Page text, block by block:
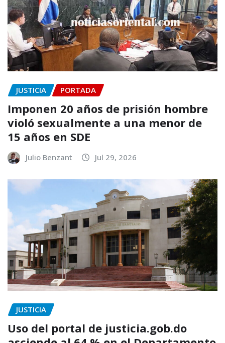
JUSTICIA PORTADA
Imponen 20 años de prisión hombre
violó sexualmente a una menor de
15 años en SDE
Julio Benzant Jul 29, 2026
JUSTICIA
Uso del portal de justicia.gob.do